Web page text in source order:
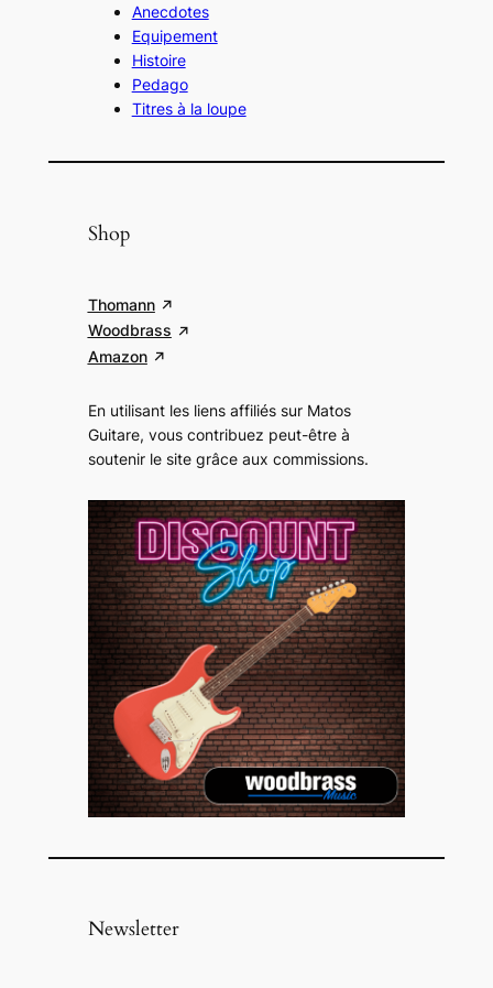
Anecdotes
Equipement
Histoire
Pedago
Titres à la loupe
Shop
Thomann
Woodbrass
Amazon
En utilisant les liens affiliés sur Matos
Guitare, vous contribuez peut-être à
soutenir le site grâce aux commissions.
Newsletter